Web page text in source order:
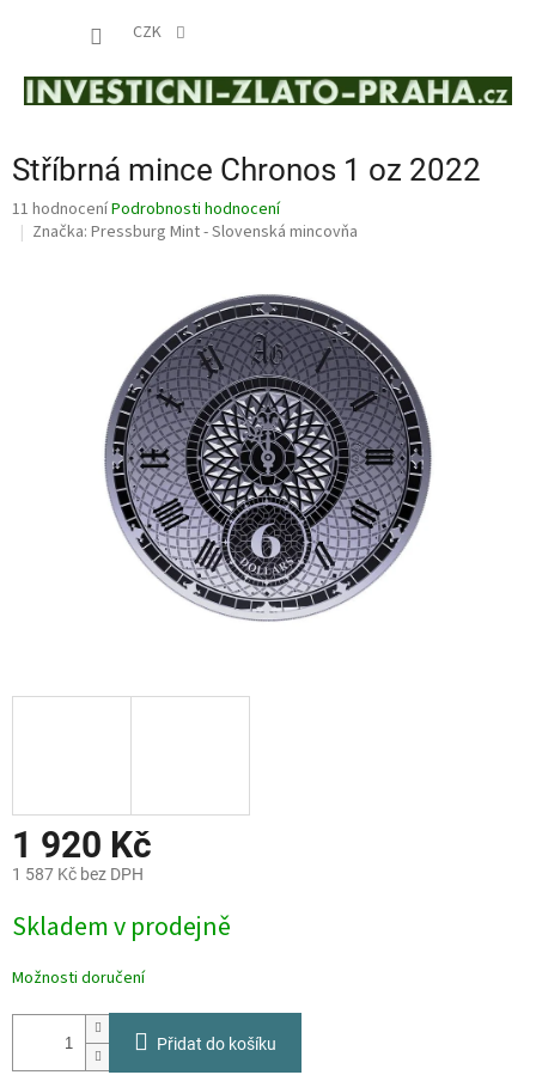
CZK
Stříbrná mince Chronos 1 oz 2022
Průměrné
hodnocení
11 hodnoceníPodrobnosti hodnocení
Značka: Pressburg Mint - Slovenská mincovňa
1 920 Kč
1 587 Kč bez DPH
cena:
Skladem v prodejně
Možnosti doručení
Přidat do košíku